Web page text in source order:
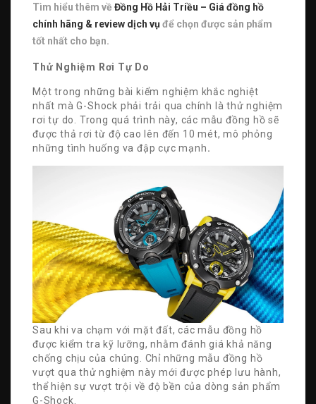
Tìm hiểu thêm về Đồng Hồ Hải Triều – Giá đồng hồ
chính hãng & review dịch vụ để chọn được sản phẩm
tốt nhất cho bạn.
Thử Nghiệm Rơi Tự Do
Một trong những bài kiểm nghiệm khắc nghiệt
nhất mà G-Shock phải trải qua chính là thử nghiệm
rơi tự do. Trong quá trình này, các mẫu đồng hồ sẽ
được thả rơi từ độ cao lên đến 10 mét, mô phỏng
những tình huống va đập cực mạnh.
Sau khi va chạm với mặt đất, các mẫu đồng hồ
được kiểm tra kỹ lưỡng, nhằm đánh giá khả năng
chống chịu của chúng. Chỉ những mẫu đồng hồ
vượt qua thử nghiệm này mới được phép lưu hành,
thể hiện sự vượt trội về độ bền của dòng sản phẩm
G-Shock.